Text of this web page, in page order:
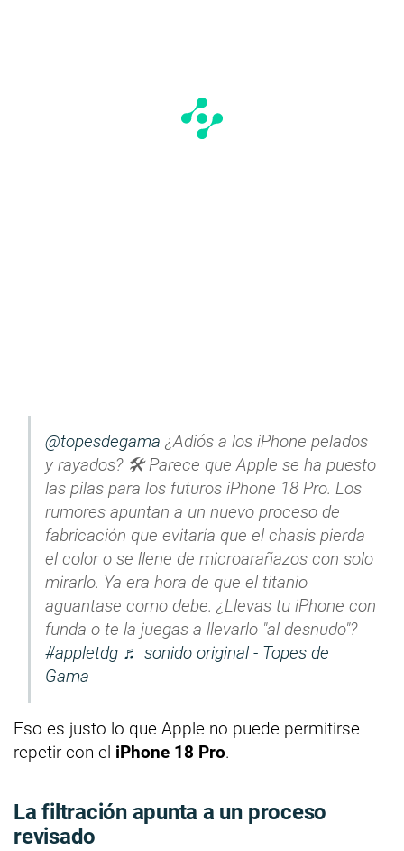
@topesdegama ¿Adiós a los iPhone pelados
y rayados? 🛠️ Parece que Apple se ha puesto
las pilas para los futuros iPhone 18 Pro. Los
rumores apuntan a un nuevo proceso de
fabricación que evitaría que el chasis pierda
el color o se llene de microarañazos con solo
mirarlo. Ya era hora de que el titanio
aguantase como debe. ¿Llevas tu iPhone con
funda o te la juegas a llevarlo "al desnudo"?
#appletdg ♬ sonido original - Topes de
Gama
Eso es justo lo que Apple no puede permitirse
repetir con el iPhone 18 Pro.
La filtración apunta a un proceso
revisado